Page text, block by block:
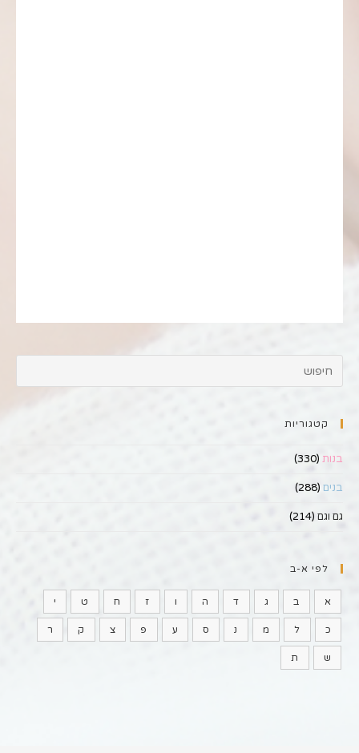
קטגוריות
בנות (330)
בנים (288)
גם וגם (214)
לפי א-ב
א ב ג ד ה ו ז ח ט י
כ ל מ נ ס ע פ צ ק ר
ש ת